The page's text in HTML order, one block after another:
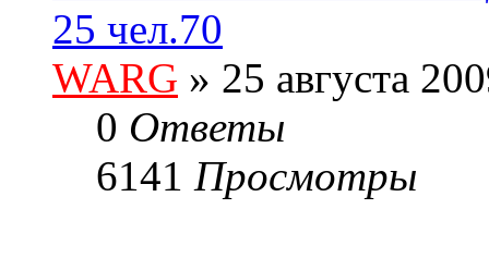
25 чел.70
WARG » 25 августа
0 Ответы
6141 Просмотры